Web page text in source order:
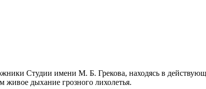
Студии имени М. Б. Грекова, находясь в
живое дыхание грозного лихолетья.